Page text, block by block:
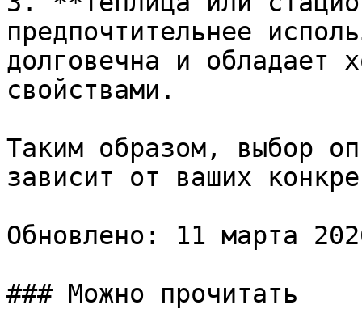
предпочтительнее
долговечна и обладает
свойствами.
Таким образом, выбор
зависит от ваших
Обновлено: 11 марта
### Можно прочитать